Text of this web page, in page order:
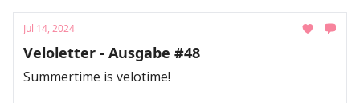
Jul 14, 2024
Veloletter - Ausgabe #48
Summertime is velotime!